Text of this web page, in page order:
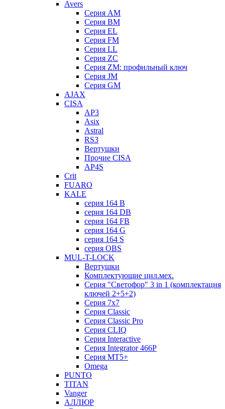
Avers
Серия AM
Серия BM
Серия EL
Серия FM
Серия LL
Серия ZC
Серия ZM: профильный ключ
Серия JM
Серия GM
AJAX
CISA
AP3
Asix
Astral
RS3
Вертушки
Прочие CISA
AP4S
Crit
FUARO
KALE
серия 164 B
серия 164 DB
серия 164 FB
серия 164 G
серия 164 S
серия OBS
MUL-T-LOCK
Вертушки
Комплектующие цил.мех.
Серия "Светофор" 3 in 1 (комплектация
ключей 2+5+2)
Серия 7х7
Серия Classic
Серия Classic Pro
Серия CLIQ
Серия Interactive
Серия Integrator 466P
Серия MT5+
Omega
PUNTO
TITAN
Vanger
АЛЛЮР